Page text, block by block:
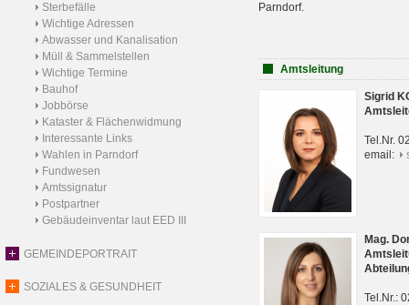
Sterbefälle
Wichtige Adressen
Abwasser und Kanalisation
Müll & Sammelstellen
Wichtige Termine
Bauhof
Jobbörse
Kataster & Flächenwidmung
Interessante Links
Wahlen in Parndorf
Fundwesen
Amtssignatur
Postpartner
Gebäudeinventar laut EED III
GEMEINDEPORTRAIT
SOZIALES & GESUNDHEIT
Parndorf.
Amtsleitung
Sigrid
Tel.Nr.
email:
Mag.
Tel.Nr.: